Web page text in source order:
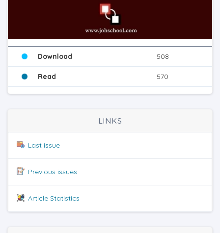
Download 508
Read 570
LINKS
Last issue
Previous issues
Article Statistics